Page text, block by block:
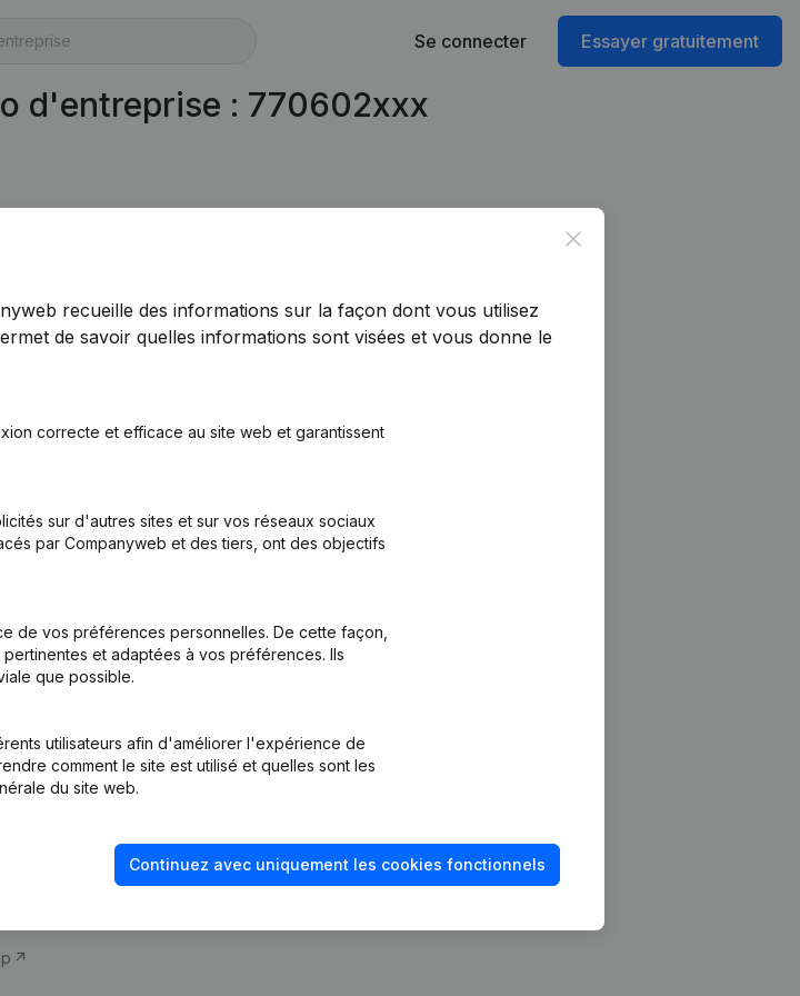
Se connecter Essayer gratuitement
d'entreprise : 770602xxx
Close
recueille des informations sur la façon dont vous utilisez
de savoir quelles informations sont visées et vous donne le
correcte et efficace au site web et garantissent
sur d'autres sites et sur vos réseaux sociaux
par Companyweb et des tiers, ont des objectifs
de vos préférences personnelles. De cette façon,
et adaptées à vos préférences. Ils
que possible.
utilisateurs afin d'améliorer l'expérience de
comment le site est utilisé et quelles sont les
du site web.
Continuez avec uniquement les cookies fonctionnels
fraude
Consulter des comptes annuels
Vérification de la solvabilité